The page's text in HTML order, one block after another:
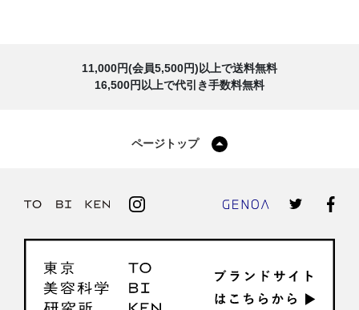
11,000円(会員5,500円)以上で送料無料
16,500円以上で代引き手数料無料
ページトップ